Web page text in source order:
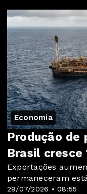
Economia
29/07/2026 • 08:55
Produção de
Brasil cresce
Exportações
permaneceram